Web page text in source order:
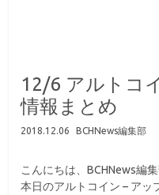
12/6 アルトコ
情報まとめ
2018.12.06 BCHNews編集部
こんにちは、BCHNews編集
本日のアルトコイン – アッ